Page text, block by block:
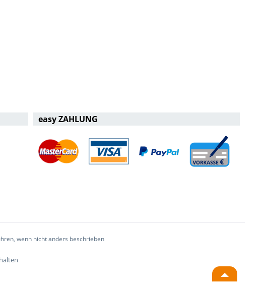
easy ZAHLUNG
wenn nicht anders beschrieben